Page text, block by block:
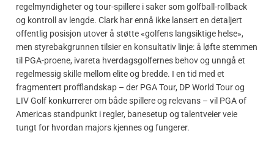
regelmyndigheter og tour-spillere i saker som golfball-rollback
og kontroll av lengde. Clark har ennå ikke lansert en detaljert
offentlig posisjon utover å støtte «golfens langsiktige helse»,
men styrebakgrunnen tilsier en konsultativ linje: å løfte stemmen
til PGA-proene, ivareta hverdagsgolfernes behov og unngå et
regelmessig skille mellom elite og bredde. I en tid med et
fragmentert profflandskap – der PGA Tour, DP World Tour og
LIV Golf konkurrerer om både spillere og relevans – vil PGA of
Americas standpunkt i regler, banesetup og talentveier veie
tungt for hvordan majors kjennes og fungerer.